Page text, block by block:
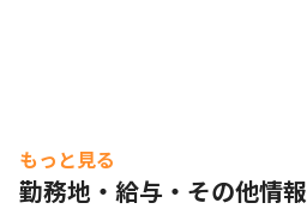
もっと見る
勤務地・給与・その他情報